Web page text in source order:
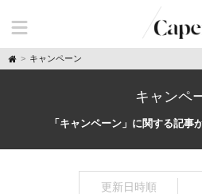
H
o
キャンペーン
キャンペ
「キャンペーン」に関する記事
更新日時順